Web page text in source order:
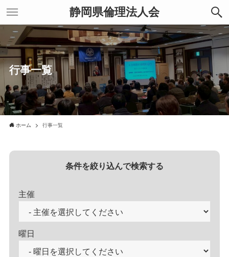
静岡県倫理法人会
行事一覧
ホーム 行事一覧
条件を絞り込んで検索する
主催
曜日